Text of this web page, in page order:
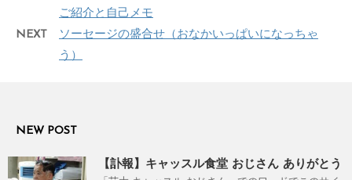
ご紹介と自己メモ
NEXT
ソーセージの盛合せ（おなかいっぱいになっちゃ
う）
NEW POST
【訃報】キャッスル食堂 おじさん ありがとう